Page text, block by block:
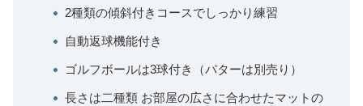
2種類の傾斜付きコースでしっかり練習
自動返球機能付き
ゴルフボールは3球付き（パターは別売り）
長さは二種類 お部屋の広さに合わせたマットの